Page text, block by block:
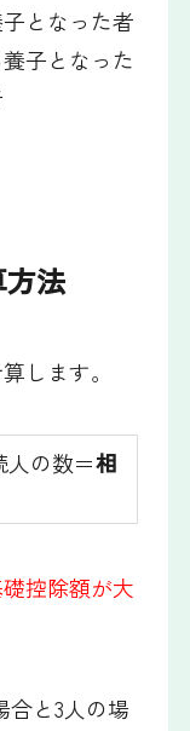
となった者
子となった
法
します。
人の数＝相
控除額が大
合と3人の場